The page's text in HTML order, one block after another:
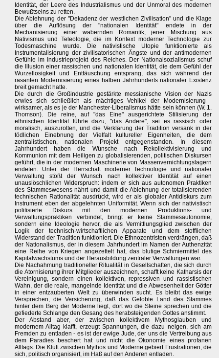
Identität, der Leere des Industrialismus und der Unmoral des modernen
Bewußtseins zu retten.
Die Ablehnung der "Dekadenz der westlichen Zivilisation" und die Klage
über die Auflösung der "nationalen Identität" endete in der
Mechanisierung einer wabernden Romantik, jener Mischung aus
Nativismus und Teleologie, die im Kontext moderner Technologie zur
Todesmaschine wurde. Die nativistische Utopie funktionierte als
Instrumentalisierung der zivilisatorischen Ängste und der antimodernen
Gefühle im Industrieprojekt des Reiches. Der Nationalsozialismus schuf
die Illusion einer rassischen und nationalen Identität, die dem Gefühl der
Wurzellosigkeit und Enttäuschung entsprang, das sich während der
rasanten Modernisierung eines halben Jahrhunderts nationaler Existenz
breit gemacht hatte.
Die durch die Großindustrie gestärkte messianische Vision der Nazis
erwies sich schließlich als mächtiges Vehikel der Modernisierung -
wirksamer, als es je der Manchester-Liberalismus hätte sein können (W. 1.
Thomson). Die reine, auf "das Eine" ausgerichtete Stilisierung der
ethnischen Identität führte dazu, "das Andere", sei es rassisch oder
moralisch, auszurotten, und die Verklärung der Tradition versank in der
tödlichen Einebnung der Vielfalt kultureller Eigenheiten, die dem
zentralistischen, nationalen Projekt entgegenstanden. In diesem
Jahrhundert haben die Wünsche nach Rekollektivisierung und
Kommunion mit dem Heiligen zu globalisierenden, politischen Diskursen
geführt, die in der modernen Maschinerie von Massenvernichtungslagern
endeten. Unter der Herrschaft moderner Technologie und nationaler
Verwaltung stößt der Wunsch nach kollektiver Identität auf einen
unauslöschlichen Widerspruch: indem er sich aus autonomen Praktiken
des Stammeswesens nährt und damit die Ablehnung der totalisierenden
technischen Rationalität ausdrückt, wird er als globaler Antidiskurs zum
Instrument eben der abgelehnten Uniformität. Wenn sich der nativistisch
politisierte Diskurs mit den modernen Produktions- und
Verwaltungspraktiken verbindet, bringt er keine Stammesautonomie,
sondern eine Ideologie hervor, die als Vermittlungsglied zwischen der
Logik der technisch-wirtschaftlichen Apparate und dem stofflichen
Widerstand der Tradition funktioniert. Die Ethnozentristen verdrängen, daß
der Nationalismus, der in diesem Jahrhundert im Namen der Authenzität
eine Reihe von Kriegen angezettelt hat, das blutige Schmiermittel des
Kapitalwachstums und der Herausbildung zentraler Verwaltungen war.
Die Nachahmung traditioneller Ritualität in Gesellschaften, die sich durch
die Atornisierung ihrer Mitglieder auszeichnen, schafft keine Katharsis der
Vereinigung, sondern einen kollektiven, repressiven und rassistischen
Wahn, der die reale, mangelnde Identität und die Abwesenheit der Götter
in einer entzauberten Welt zu überwinden sucht. Es bleibt das ewige
Versprechen, die Versicherung, daß das Gelobte Land des Stammes
hinter dem Berg der Moderne liegt, dort wo die Steine sprechen und die
gefiederte Schlange den Gesang des herabsteigenden Gottes anstimmt.
Der Abstand aber, der zwischen kollektivem Mythosglauben und
modernem Alltag klafft, erzeugt Spannungen, die dazu neigen, sich am
Fremden zu entladen - es ist der ewige Jude, der uns die Vertreibung aus
dem Paradies beschert hat und nicht die Ökonomie eines profanen
Alltags. Die Kluft zwischen Mythos und Moderne gebiert Frustrationen, die
sich, politisch organisiert, im Haß auf den Anderen entladen.